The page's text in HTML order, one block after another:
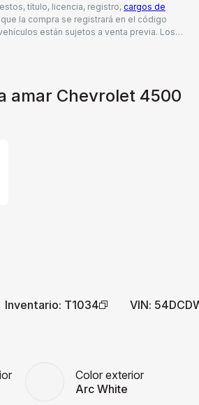
título, licencia, registro, cargos de
la compra se registrará en el código
están sujetos a venta previa. Los
de documentación del concesionario de
Los precios reales del
amar Chevrolet 4500
Inventario: T1034 VIN:
Color exterior
Arc White